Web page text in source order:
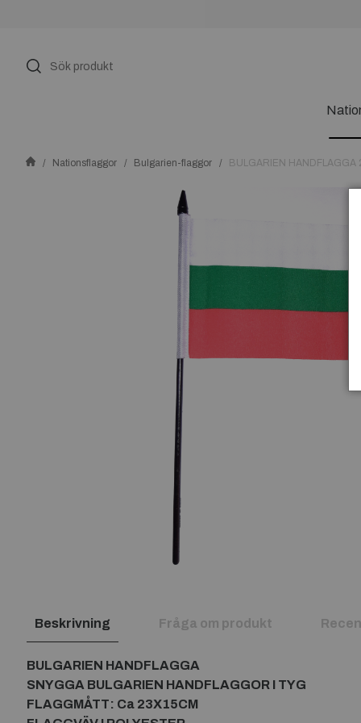
Nationsflaggor Bulgarien-flaggor BULGARIEN HANDFLAGGA
Beskrivning Fråga om produkt
BULGARIEN HANDFLAGGA
SNYGGA BULGARIEN HANDFLAGGOR I TYG
FLAGGMÅTT: Ca 23X15CM